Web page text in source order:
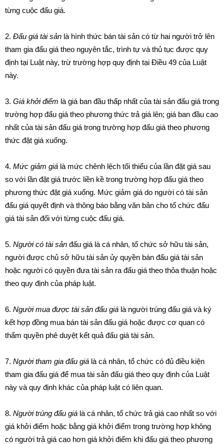
từng cuộc đấu giá.
2. Đấu giá tài sản là hình thức bán tài sản có từ hai người trở lên
tham gia đấu giá theo nguyên tắc, trình tự và thủ tục được quy
định tại Luật này, trừ trường hợp quy định tại Điều 49 của Luật
này.
3. Giá khởi điểm là giá ban đầu thấp nhất của tài sản đấu giá trong
trường hợp đấu giá theo phương thức trả giá lên; giá ban đầu cao
nhất của tài sản đấu giá trong trường hợp đấu giá theo phương
thức đặt giá xuống.
4. Mức giảm giá là mức chênh lệch tối thiểu của lần đặt giá sau
so với lần đặt giá trước liền kề trong trường hợp đấu giá theo
phương thức đặt giá xuống. Mức giảm giá do người có tài sản
đấu giá quyết định và thông báo bằng văn bản cho tổ chức đấu
giá tài sản đối với từng cuộc đấu giá.
5. Người có tài sản đấu giá là cá nhân, tổ chức sở hữu tài sản,
người được chủ sở hữu tài sản ủy quyền bán đấu giá tài sản
hoặc người có quyền đưa tài sản ra đấu giá theo thỏa thuận hoặc
theo quy định của pháp luật.
6. Người mua được tài sản đấu giá là người trúng đấu giá và ký
kết hợp đồng mua bán tài sản đấu giá hoặc được cơ quan có
thẩm quyền phê duyệt kết quả đấu giá tài sản.
7. Người tham gia đấu giá là cá nhân, tổ chức có đủ điều kiện
tham gia đấu giá để mua tài sản đấu giá theo quy định của Luật
này và quy định khác của pháp luật có liên quan.
8. Người trúng đấu giá là cá nhân, tổ chức trả giá cao nhất so với
giá khởi điểm hoặc bằng giá khởi điểm trong trường hợp không
có người trả giá cao hơn giá khởi điểm khi đấu giá theo phương